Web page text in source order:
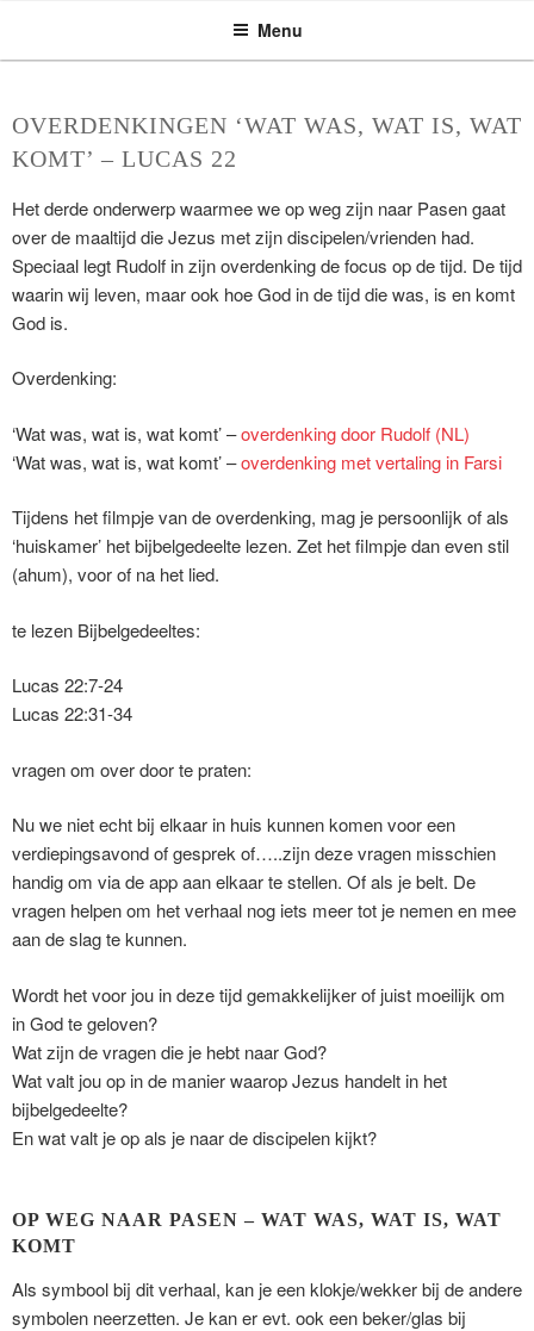
de
ASSEN ZOEKT Menu
OVERDENKINGEN ‘WAT WAS, WAT IS, WAT
KOMT’ – LUCAS 22
Het derde onderwerp waarmee we op weg zijn naar Pasen gaat
over de maaltijd die Jezus met zijn discipelen/vrienden had.
Speciaal legt Rudolf in zijn overdenking de focus op de tijd. De tijd
waarin wij leven, maar ook hoe God in de tijd die was, is en komt
God is.
Overdenking:
‘Wat was, wat is, wat komt’ –overdenking door Rudolf (NL)
‘Wat was, wat is, wat komt’ –overdenking met vertaling in Farsi
Tijdens het filmpje van de overdenking, mag je persoonlijk of als
‘huiskamer’ het bijbelgedeelte lezen. Zet het filmpje dan even stil
(ahum), voor of na het lied.
te lezen Bijbelgedeeltes:
Lucas 22:7-24
Lucas 22:31-34
vragen om over door te praten:
Nu we niet echt bij elkaar in huis kunnen komen voor een
verdiepingsavond of gesprek of…..zijn deze vragen misschien
handig om via de app aan elkaar te stellen. Of als je belt. De
vragen helpen om het verhaal nog iets meer tot je nemen en mee
aan de slag te kunnen.
Wordt het voor jou in deze tijd gemakkelijker of juist moeilijk om
in God te geloven?
Wat zijn de vragen die je hebt naar God?
Wat valt jou op in de manier waarop Jezus handelt in het
bijbelgedeelte?
En wat valt je op als je naar de discipelen kijkt?
OP WEG NAAR PASEN – WAT WAS, WAT IS, WAT
KOMT
Als symbool bij dit verhaal, kan je een klokje/wekker bij de andere
symbolen neerzetten. Je kan er evt. ook een beker/glas bij